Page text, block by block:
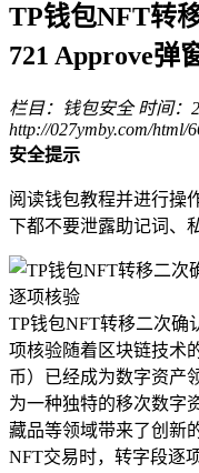
TP钱包NFT转
721 Approve弹
栏目：钱包安全 时间：
http://027ymby.com/html/
安全提示
阅读钱包教程并进行操
下都不要泄露助记词、
TP钱包NFT转移二次确
项核验随着区块链技术
币）已经成为数字资产
为一种独特的移次数字
藏品等领域带来了创新
NFT交易时，转字段逐